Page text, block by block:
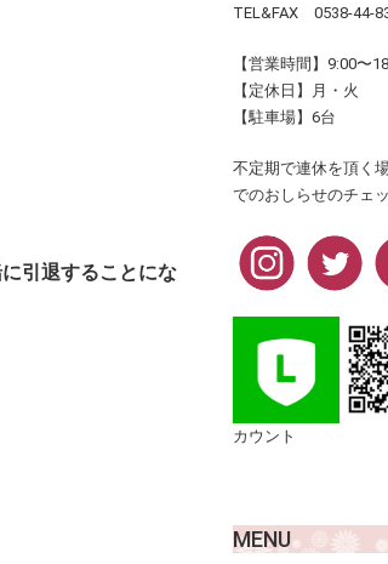
引退することにな
TEL&FAX 0538-44-
【営業時間】9:00〜
【定休日】月・火
【駐車場】6台
不定期で連休を頂く
でのおしらせのチェ
カウント
MENU